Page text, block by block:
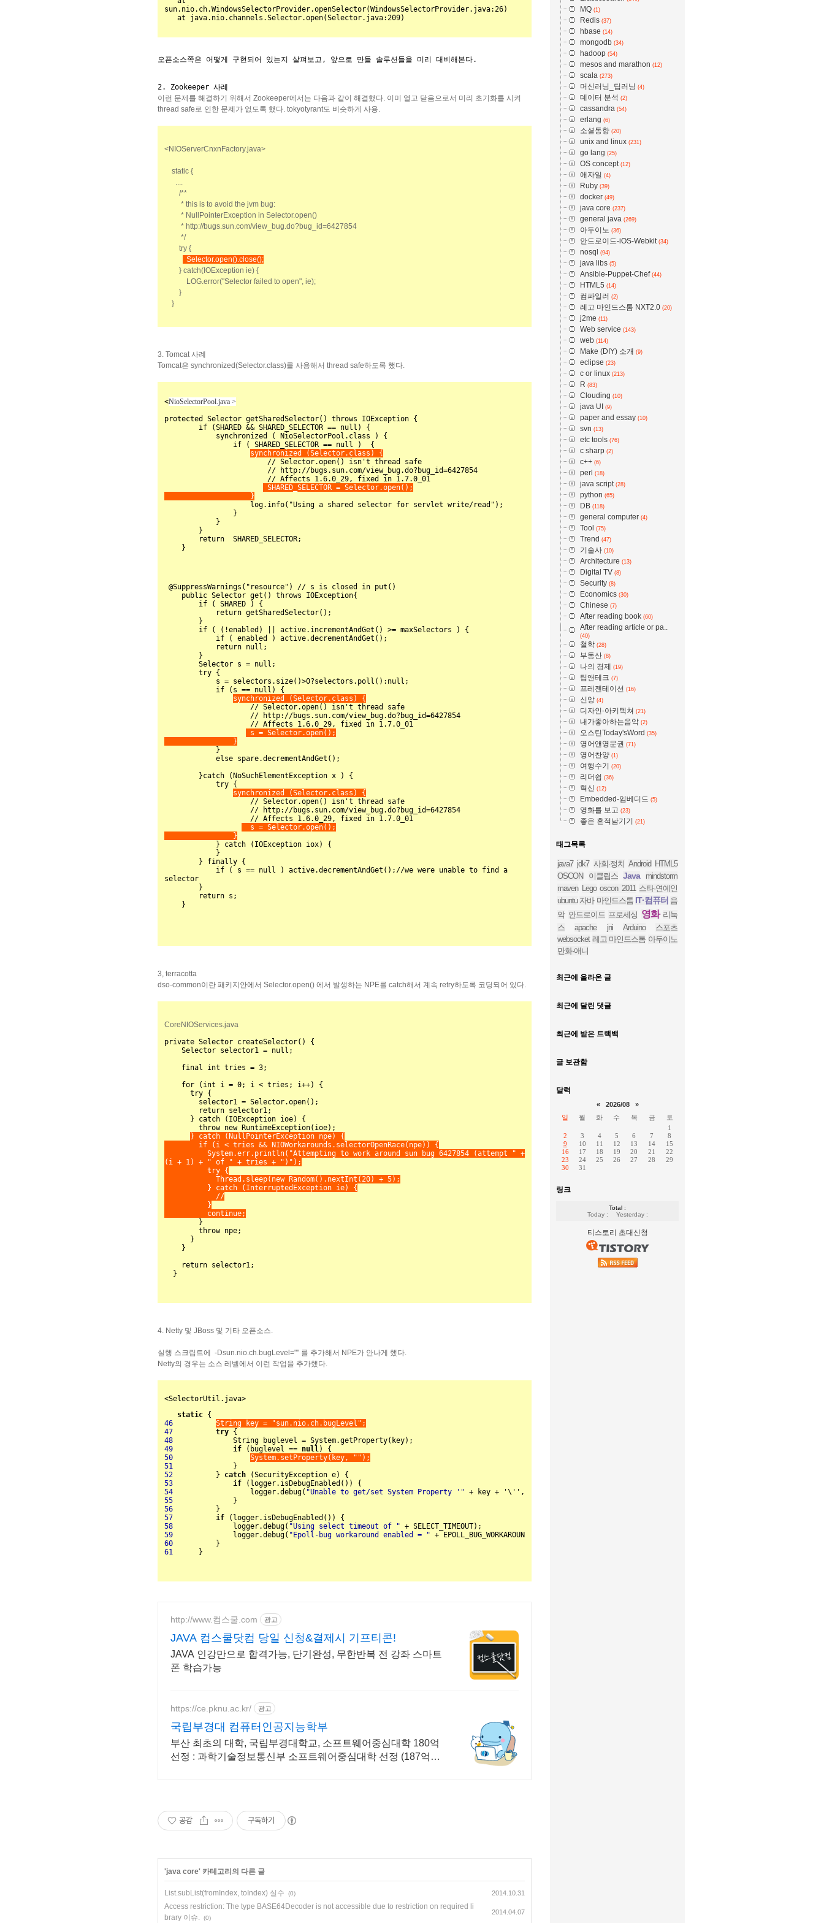
sun.nio.ch.WindowsSelectorProvider.openSelector(WindowsSelectorProvider.java:26)
   at java.nio.channels.Selector.open(Selector.java:209)
오픈소스쪽은 어떻게 구현되어 있는지 살펴보고, 앞으로 만들 솔루션들을 미리 대비해본다.
2. Zookeeper 사례
이런 문제를 해결하기 위해서 Zookeeper에서는 다음과 같이 해결했다. 이미 열고 닫음으로서 미리 초기화를 시켜
thread safe로 인한 문제가 없도록 했다. tokyotyrant도 비슷하게 사용.
<NIOServerCnxnFactory.java>
static {
....
/**
* this is to avoid the jvm bug:
* NullPointerException in Selector.open()
* http://bugs.sun.com/view_bug.do?bug_id=6427854
*/
try {
Selector.open().close();
} catch(IOException ie) {
LOG.error("Selector failed to open", ie);
}
}
3. Tomcat 사례
Tomcat은 synchronized(Selector.class)를 사용해서 thread safe하도록 했다.
<NioSelectorPool.java >
protected Selector getSharedSelector() throws IOException {
synchronized (Selector.class) {
SHARED_SELECTOR = Selector.open();
                    }
    }
synchronized (Selector.class) {
s = Selector.open();
                }
synchronized (Selector.class) {
  s = Selector.open();
                }
selector
    }
3, terracotta
dso-common이란 패키지안에서 Selector.open() 에서 발생하는 NPE를 catch해서 계속 retry하도록 코딩되어 있다.
CoreNIOServices.java
private Selector createSelector() {
} catch (NullPointerException npe) {
(i + 1) + " of " + tries + ")");
          continue;
4. Netty 및 JBoss 및 기타 오픈소스.
실행 스크립트에 -Dsun.nio.ch.bugLevel="" 를 추가해서 NPE가 안나게 했다.
Netty의 경우는 소스 레벨에서 이런 작업을 추가했다.
<SelectorUtil.java>
static
46
String key = "sun.nio.ch.bugLevel" ;
47
try
48
49
if (buglevel == null
50
System.setProperty(key, "" );
51
52
          }
catch
53
if
54
                  logger.debug(
"Unable to get/set System Property '"
55
56
57
if
58
              logger.debug(
"Using select timeout of "
59
              logger.debug(
"Epoll-bug workaround enabled = "
60
61
      }
http://www.컴스쿨.com 광고
JAVA 컴스쿨닷컴 당일 신청&결제시 기프티콘!
JAVA 인강만으로 합격가능, 단기완성, 무한반복 전 강좌 스마트
폰 학습가능
https://ce.pknu.ac.kr/ 광고
국립부경대 컴퓨터인공지능학부
부산 최초의 대학, 국립부경대학교, 소프트웨어중심대학 180억
선정 : 과학기술정보통신부 소프트웨어중심대학 선정 (187억원
공감 구독하기
'java core' 카테고리의 다른 글
List.subList(fromIndex, toIndex) 실수 (0) 2014.10.31
Access restriction: The type BASE64Decoder is not accessible due to restriction on required li
brary 이슈. (0)
2014.04.07
MQ (1)
Redis (37)
hbase (14)
mongodb (34)
hadoop (54)
mesos and marathon (12)
scala (273)
머신러닝_딥러닝 (4)
데이터 분석 (2)
cassandra (54)
erlang (6)
소셜동향 (20)
unix and linux (231)
go lang (25)
OS concept (12)
애자일 (4)
Ruby (39)
docker (49)
java core (237)
general java (269)
아두이노 (36)
안드로이드-iOS-Webkit (34)
nosql (94)
java libs (5)
Ansible-Puppet-Chef(44)
HTML5 (14)
컴파일러 (2)
레고 마인드스톰 NXT2.0 (20)
j2me (11)
Web service (143)
web (114)
Make (DIY) 소개 (9)
eclipse (23)
c or linux (213)
R (83)
Clouding (10)
java UI (9)
paper and essay (10)
svn (13)
etc tools (76)
c sharp (2)
c++ (6)
perl (18)
java script (28)
python (65)
DB (118)
general computer (4)
Tool (75)
Trend (47)
기술사 (10)
Architecture (13)
Digital TV (8)
Security (8)
Economics (30)
Chinese (7)
After reading book (60)
After reading article or pa..
(40)
철학 (28)
부동산 (8)
나의 경제 (19)
팁앤테크 (7)
프레젠테이션 (16)
신앙 (4)
디자인-아키텍쳐 (21)
내가좋아하는음악 (2)
오스틴Today'sWord (35)
영어앤영문권 (71)
영어찬양 (1)
여행수기 (20)
리더쉽 (36)
혁신 (12)
Embedded-임베디드 (5)
영화를 보고 (23)
좋은 흔적남기기 (21)
태그목록
java7 jdk7 사회·정치 Android HTML5
OSCON
이클립스 Java
mindstorm
maven Lego oscon 2011 스타·연예인
ubuntu 자바 마인드스톰 IT·컴퓨터 음
악 안드로이드 프로세싱 영화 리눅
스
apache jni Arduino
스포츠
websocket 레고 마인드스톰 아두이노
만화·애니
최근에 올라온 글
최근에 달린 댓글
최근에 받은 트랙백
글 보관함
달력
« 2026/08
»
일
월 화 수 목 금
토
1
2
3 4 5 6 7
8
9
10 11 12 13 14
15
16
17 18 19 20 21
22
23
24 25 26 27 28
29
30
31
링크
Total :
Today :
Yesterday :
티스토리 초대신청